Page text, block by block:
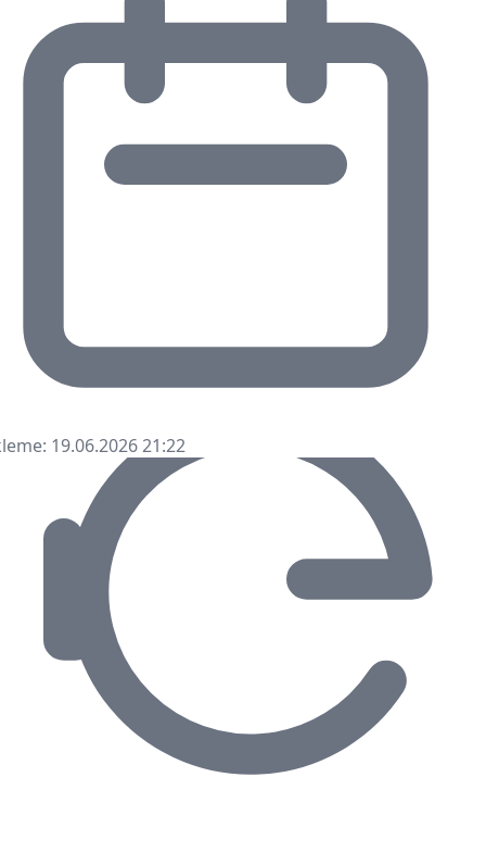
19.06.2026 21:22